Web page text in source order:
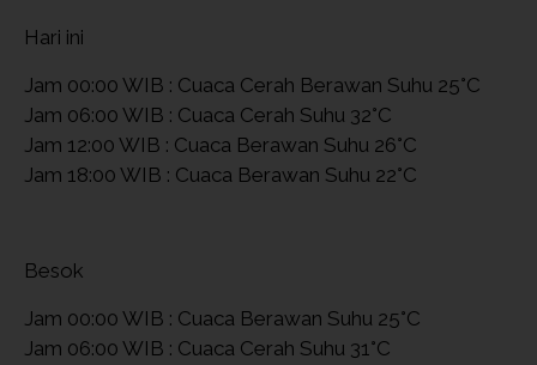
Hari ini
Jam 00:00 WIB : Cuaca Cerah Berawan Suhu 25°C
Jam 06:00 WIB : Cuaca Cerah Suhu 32°C
Jam 12:00 WIB : Cuaca Berawan Suhu 26°C
Jam 18:00 WIB : Cuaca Berawan Suhu 22°C
Besok
Jam 00:00 WIB : Cuaca Berawan Suhu 25°C
Jam 06:00 WIB : Cuaca Cerah Suhu 31°C